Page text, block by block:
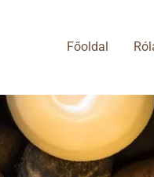
Főoldal